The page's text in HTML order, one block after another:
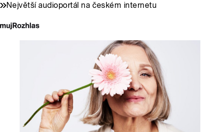
Největší audioportál na českém internetu